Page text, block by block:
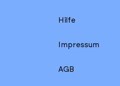
Hilfe
Impressum
AGB